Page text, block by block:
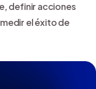
definir acciones
el éxito de